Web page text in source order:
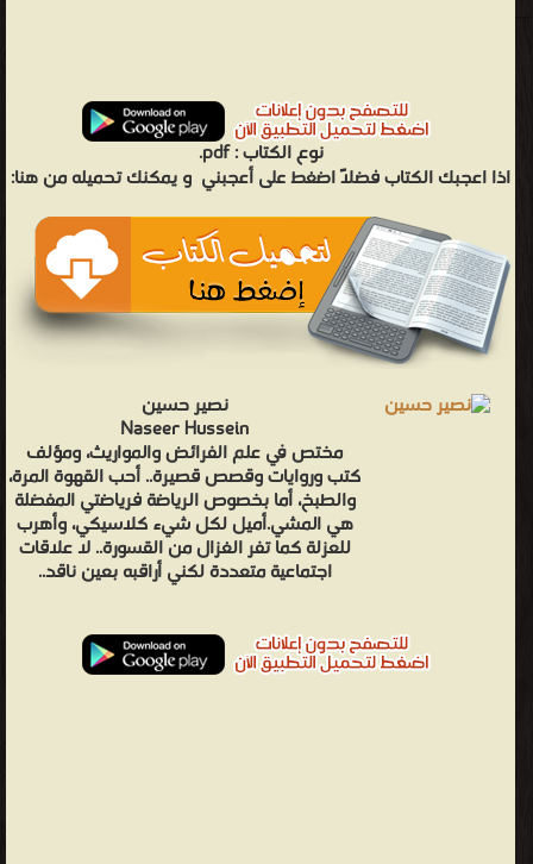
نوع الكتاب :pdf.
اذا اعجبك الكتاب فضلاً اضغط على أعجبني و يمكنك تحميله من هنا:
نصير حسين
Naseer Hussein
مختص في علم الفرائض والمواريث، ومؤلف
كتب وروايات وقصص قصيرة.. أحب القهوة المرة،
والطبخ، أما بخصوص الرياضة فرياضتي المفضلة
هي المشي.أميل لكل شيء كلاسيكي، وأهرب
للعزلة كما تفر الغزال من القسورة.. لا علاقات
اجتماعية متعددة لكني أراقبه بعين ناقد..